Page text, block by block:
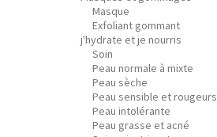
Masque
Exfoliant gommant
j'hydrate et je nourris
Soin
Peau normale à mixte
Peau sèche
Peau sensible et rougeurs
Peau intolérante
Peau grasse et acné